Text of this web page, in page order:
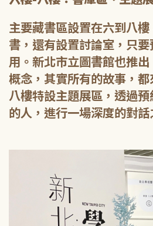
主要藏書區設置在六到八
書，還有設置討論室，只
用。新北市立圖書館也推
概念，其實所有的故事，
八樓特設主題展區，透過
的人，進行一場深度的對話